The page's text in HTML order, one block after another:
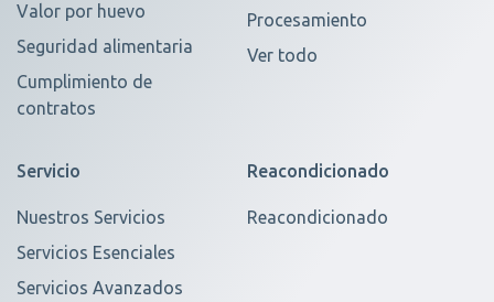
Valor por huevo
Seguridad alimentaria
Cumplimiento de
contratos
Procesamiento
Ver todo
Servicio
Nuestros Servicios
Servicios Esenciales
Servicios Avanzados
Reacondicionado
Reacondicionado